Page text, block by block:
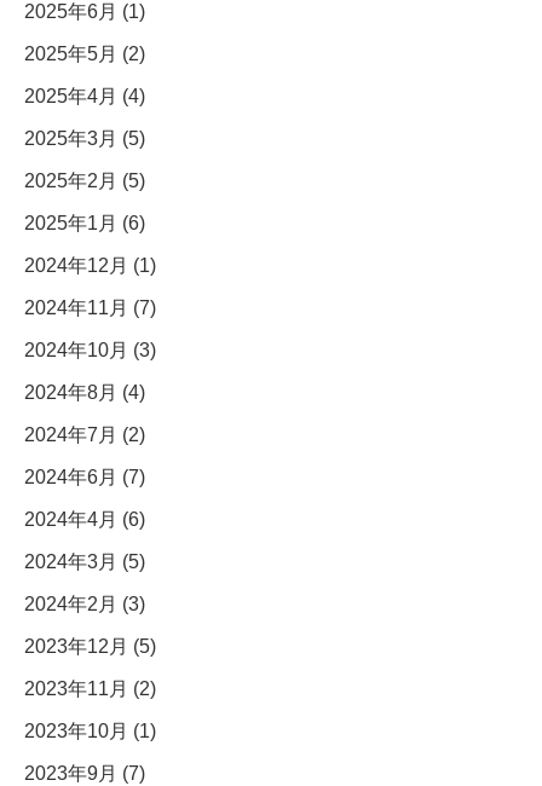
2025年6月 (1)
2025年5月 (2)
2025年4月 (4)
2025年3月 (5)
2025年2月 (5)
2025年1月 (6)
2024年12月 (1)
2024年11月 (7)
2024年10月 (3)
2024年8月 (4)
2024年7月 (2)
2024年6月 (7)
2024年4月 (6)
2024年3月 (5)
2024年2月 (3)
2023年12月 (5)
2023年11月 (2)
2023年10月 (1)
2023年9月 (7)